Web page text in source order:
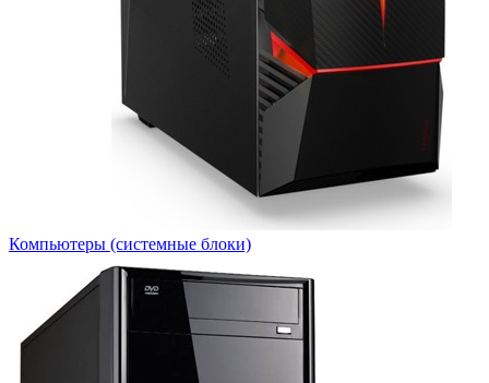
Компьютеры (системные блоки)